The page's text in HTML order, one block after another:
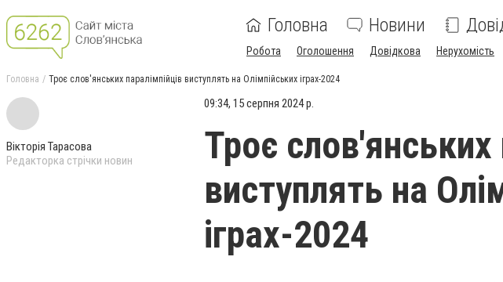
Головна Новини
Робота Оголошення Довідкова Нерухомість
Головна Троє слов'янських паралімпійців виступлять на Олімпійських іграх-2024
Вікторія Тарасова
Редакторка стрічки новин
09:34, 15 серпня 2024 р.
Троє слов'янських
виступлять на
іграх-2024